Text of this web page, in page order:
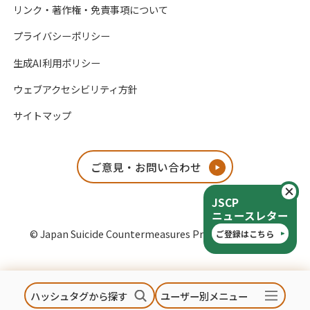
ハッシュタグから探す ユーザー別メニュー
JSCP
ニュースレター
ご登録はこちら
リンク・著作権・免責事項について
プライバシーポリシー
生成AI利用ポリシー
ウェブアクセシビリティ方針
サイトマップ
ご意見・お問い合わせ
© Japan Suicide Countermeasures Promotion Center